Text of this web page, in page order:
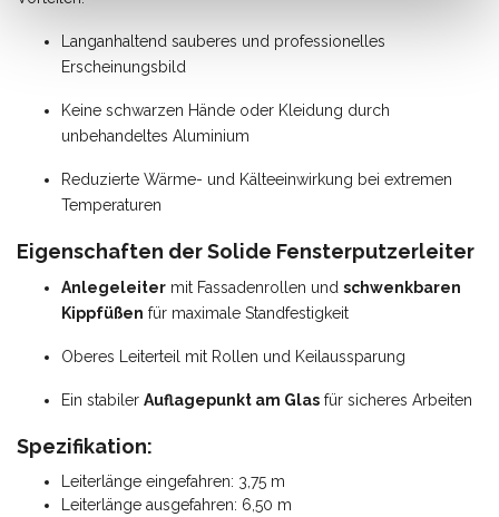
Langanhaltend sauberes und professionelles
Erscheinungsbild
Keine schwarzen Hände oder Kleidung durch
unbehandeltes Aluminium
Reduzierte Wärme- und Kälteeinwirkung bei extremen
Temperaturen
Eigenschaften der Solide Fensterputzerleiter
Anlegeleiter mit Fassadenrollen und schwenkbaren
Kippfüßen für maximale Standfestigkeit
Oberes Leiterteil mit Rollen und Keilaussparung
Ein stabiler Auflagepunkt am Glas für sicheres Arbeiten
Spezifikation:
Leiterlänge eingefahren: 3,75 m
Leiterlänge ausgefahren: 6,50 m